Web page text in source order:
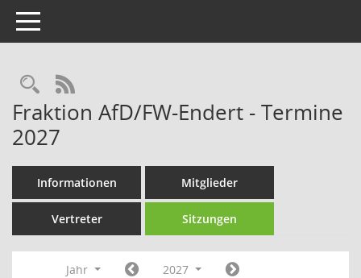
Toggle navigation
Rechercheauswahl
RSS-Feed
Fraktion AfD/FW-Endert - Termine
2027
Informationen Mitglieder
Vertreter Sitzungen
Jahr 2027